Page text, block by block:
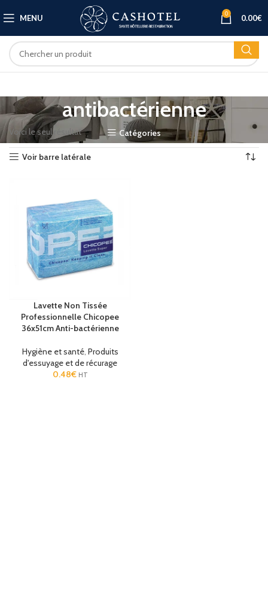
MENU 0 0.00€
antibactérienne
Catégories
Voici le seul résultat
Voir barre latérale
Lavette Non Tissée
Professionnelle Chicopee
36x51cm Anti-bactérienne
Hygiène et santé, Produits
d'essuyage et de récurage
0.48€ HT